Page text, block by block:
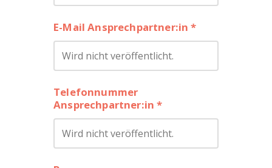
E-Mail Ansprechpartner:in *
Telefonnummer
Ansprechpartner:in *